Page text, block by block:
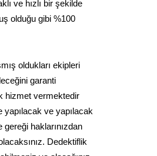
ve hızlı bir şekilde
olduğu gibi %100
oldukları ekipleri
garanti
hizmet vermektedir
yapılacak ve yapılacak
haklarınızdan
Dedektiflik